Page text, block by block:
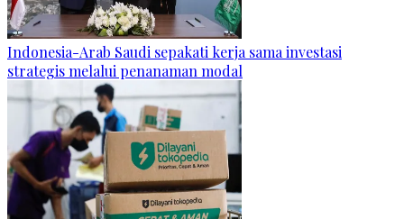
Indonesia-Arab Saudi sepakati kerja sama investasi
strategis melalui penanaman modal